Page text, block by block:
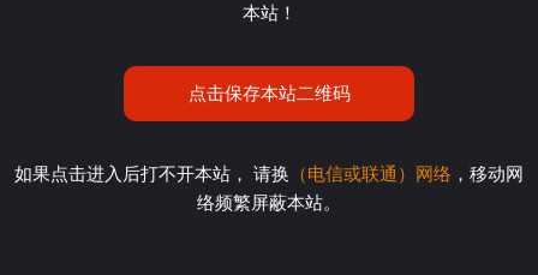
本站！
点击保存本站二维码
如果点击进入后打不开本站， 请换 （电信或联通）网络 ，移动网
络频繁屏蔽本站。